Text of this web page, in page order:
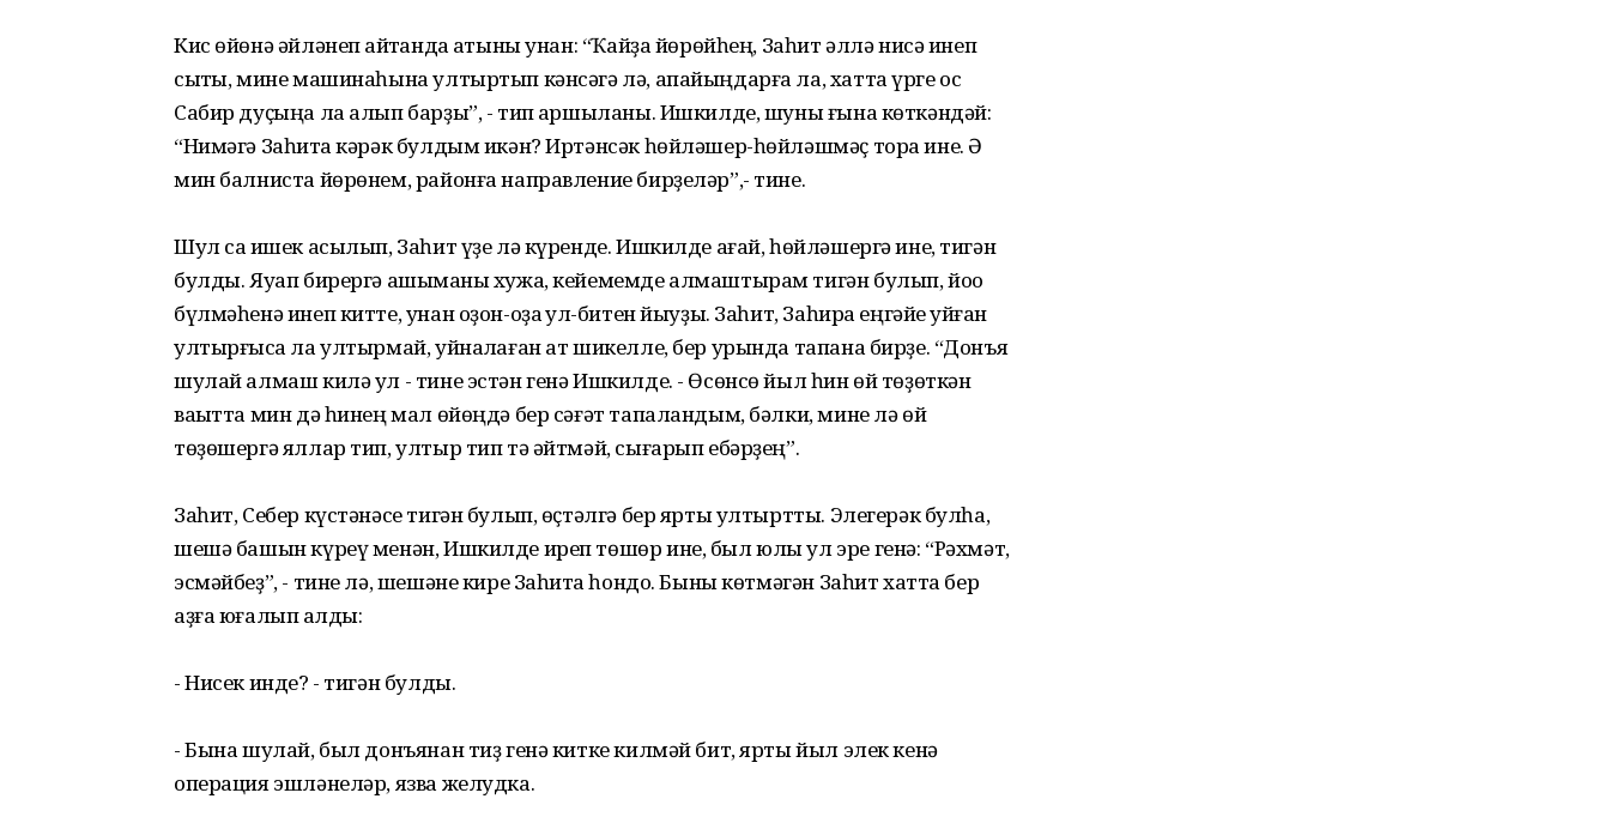
Кис өйөнә әйләнеп ҡайтҡанда ҡатыны унан: “Ҡайҙа йөрөйһең, Заһит әллә нисә инеп
сыҡты, мине машинаһына ултыртып кәнсәгә лә, апайыңдарға ла, хатта үрге ос
Сабир дуҫыңа ла алып барҙы”, - тип ҡаршыланы. Ишкилде, шуны ғына көткәндәй:
“Нимәгә Заһитҡа кәрәк булдым икән? Иртәнсәк һөйләшер-һөйләшмәҫ тора ине. Ә
мин балниста йөрөнем, районға направление бирҙеләр”,- тине.
Шул саҡ ишек асылып, Заһит үҙе лә күренде. Ишкилде ағай, һөйләшергә ине, тигән
булды. Яуап бирергә ашыҡманы хужа, кейемемде алмаштырам тигән булып, йоҡо
бүлмәһенә инеп китте, унан оҙон-оҙаҡ ҡул-битен йыуҙы. Заһит, Заһира еңгәйе ҡуйған
ултырғысҡа ла ултырмай, уйнаҡлаған ат шикелле, бер урында тапана бирҙе. “Донъя
шулай алмаш килә ул - тине эстән генә Ишкилде. - Өсөнсө йыл һин өй төҙөткән
ваҡытта мин дә һинең мал өйөңдә бер сәғәт тапаландым, бәлки, мине лә өй
төҙөшергә яллар тип, ултыр тип тә әйтмәй, сығарып ебәрҙең”.
Заһит, Себер күстәнәсе тигән булып, өҫтәлгә бер ярты ултыртты. Элегерәк булһа,
шешә башын күреү менән, Ишкилде иреп төшөр ине, был юлы ул эре генә: “Рәхмәт,
эсмәйбеҙ”, - тине лә, шешәне кире Заһитҡа һондо. Быны көтмәгән Заһит хатта бер
аҙға юғалып ҡалды:
- Нисек инде? - тигән булды.
- Бына шулай, был донъянан тиҙ генә китке килмәй бит, ярты йыл элек кенә
операция эшләнеләр, язва желудка.